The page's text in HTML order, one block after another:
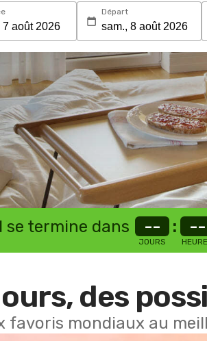
Départ
se termine dans --
JOURS
: --
des
favoris mondiaux au